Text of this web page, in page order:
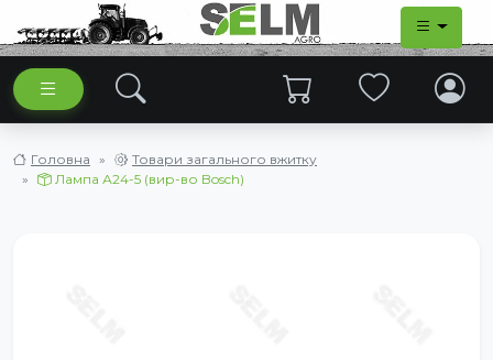
Головна
Товари загального вжитку
Лампа А24-5 (вир-во Bosch)